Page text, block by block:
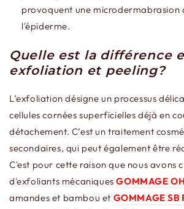
provoquent une microdermabrasion
l'épiderme.
Quelle est la différence
exfoliation et peeling?
L’exfoliation désigne un processus
cellules cornées superficielles déjà en
détachement. C’est un traitement
secondaires, qui peut également être
C'est pour cette raison que nous avons
d'exfoliants mécaniquesGOMMAGE
amandes et bambou et GOMMAGE SB